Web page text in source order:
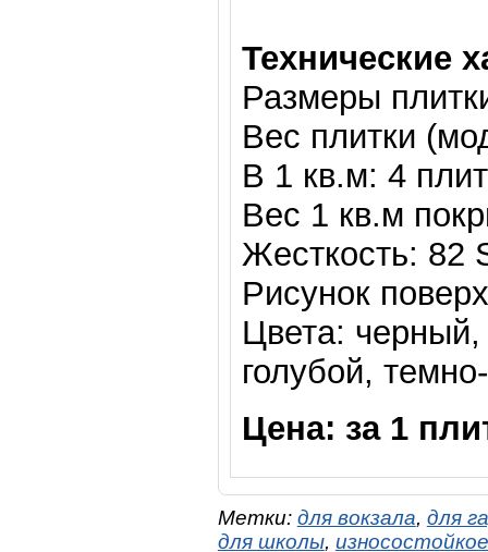
Технические
Размеры
Вес плитки
В 1 кв.м: 4
Вес 1 кв.м
Жесткость: 82
Рисунок
Цвета:
голубой,
Цена: за 1
Метки: для вокзала, для
для школы, износостойкое